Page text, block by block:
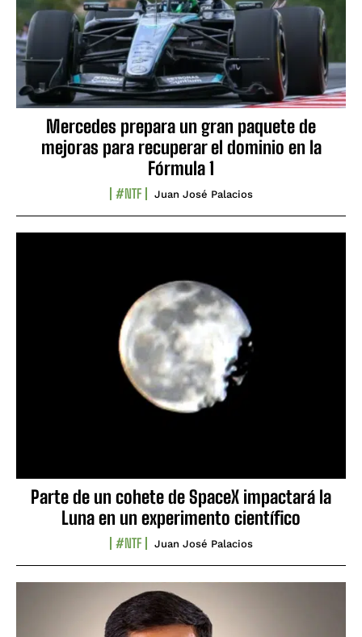
Mercedes prepara un gran paquete de
mejoras para recuperar el dominio en la
Fórmula 1
#NTF Juan José Palacios
Parte de un cohete de SpaceX impactará la
Luna en un experimento científico
#NTF Juan José Palacios